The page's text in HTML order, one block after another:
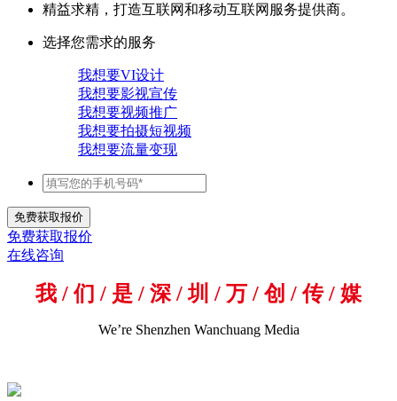
精益求精，打造互联网和移动互联网服务提供商。
选择您需求的服务
我想要VI设计
我想要影视宣传
我想要视频推广
我想要拍摄短视频
我想要流量变现
免费获取报价
在线咨询
我 / 们 / 是 / 深 / 圳 / 万 / 创 / 传 / 媒
We’re Shenzhen Wanchuang Media